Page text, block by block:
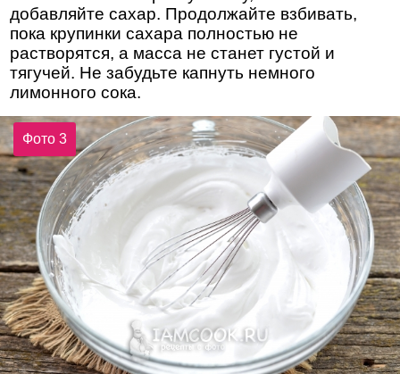
добавляйте сахар. Продолжайте взбивать,
пока крупинки сахара полностью не
растворятся, а масса не станет густой и
тягучей. Не забудьте капнуть немного
лимонного сока.
Фото 3